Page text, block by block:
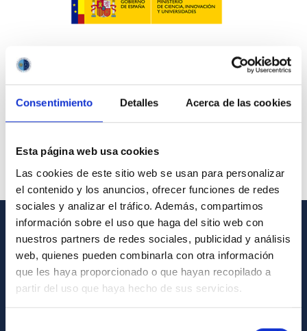
Consentimiento Detalles Acerca de las cookies
Esta página web usa cookies
Las cookies de este sitio web se usan para personalizar
el contenido y los anuncios, ofrecer funciones de redes
sociales y analizar el tráfico. Además, compartimos
información sobre el uso que haga del sitio web con
nuestros partners de redes sociales, publicidad y análisis
web, quienes pueden combinarla con otra información
que les haya proporcionado o que hayan recopilado a
partir del uso que haya hecho de sus servicios.
GENERAL INFORMATION
Contact
How to get to the IAC